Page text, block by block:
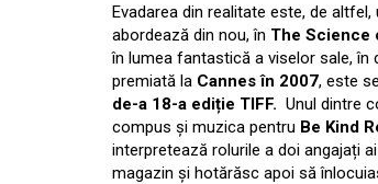
Evadarea din realitate este, de
abordează din nou, în The Science
în lumea fantastică a viselor sale, în
premiată la Cannes în 2007, este
de-a 18-a ediție TIFF. Unul dintre
compus și muzica pentru Be Kind
interpretează rolurile a doi angajați
magazin și hotărăsc apoi să